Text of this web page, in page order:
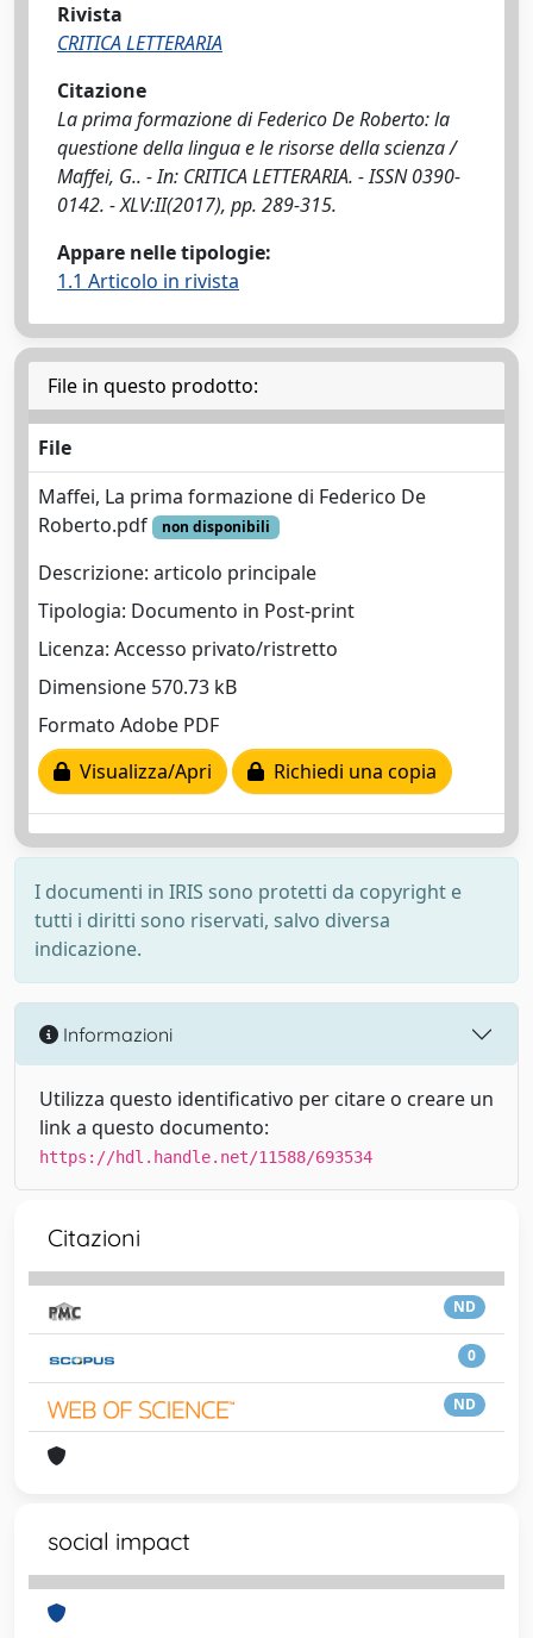
Rivista
CRITICA LETTERARIA
Citazione
La prima formazione di Federico De Roberto: la
questione della lingua e le risorse della scienza /
Maffei, G.. - In: CRITICA LETTERARIA. - ISSN 0390-
0142. - XLV:II(2017), pp. 289-315.
Appare nelle tipologie:
1.1 Articolo in rivista
File in questo prodotto:
File
Maffei, La prima formazione di Federico De
Roberto.pdf
non disponibili
Descrizione: articolo principale
Tipologia: Documento in Post-print
Licenza: Accesso privato/ristretto
Dimensione 570.73 kB
Formato Adobe PDF
Visualizza/Apri
Richiedi una copia
I documenti in IRIS sono protetti da copyright e
tutti i diritti sono riservati, salvo diversa
indicazione.
Informazioni
Utilizza questo identificativo per citare o creare un
link a questo documento:
https://hdl.handle.net/11588/693534
Citazioni
ND
0
ND
social impact